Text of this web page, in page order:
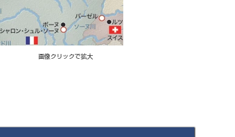
画像クリックで拡大